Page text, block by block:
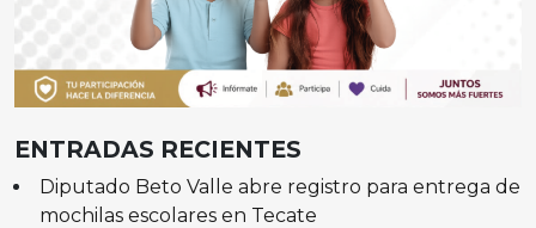
ENTRADAS RECIENTES
Diputado Beto Valle abre registro para entrega de
mochilas escolares en Tecate